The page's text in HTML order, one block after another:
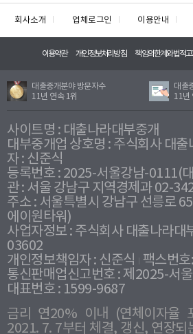
회사소개 업체로그인 이용안내
이용약관 개인정보처리방침 책임의한계와법적고
대출중개분야 방문자수
11년 연속 1위
대출
11년
사이트명 : 대출나라대부중개
대부중개업 상호명 : 주식회사 대출
자 : 신준식
등록번호 : 2025-서울강남-0111(
관 : 서울 강남구 지역경제과 02-
주소 : 서울특별시 강남구 선릉로
에이원타워)
사업자정보 : 주식회사 대출나라대
03602
개인정보책임자 : 신준식
팩스번
통신판매업신고번호 : 제2025-서
대표번호 : 1599-9687
금리 연20% 이내 (연체이자율
2021. 7. 7부터 체결, 갱신, 연장되